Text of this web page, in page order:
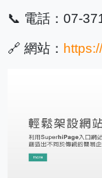
📞 電話：07-
🔗 網站：